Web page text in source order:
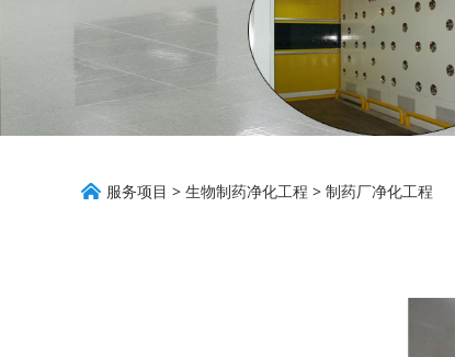
制药厂净化工程
服务项目 > 生物制药净化工程 > 制药厂净化工程